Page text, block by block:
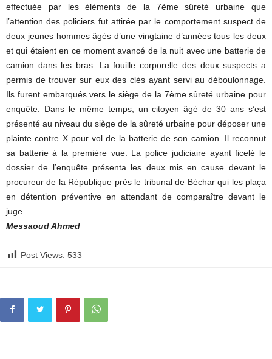
effectuée par les éléments de la 7ème sûreté urbaine que
l’attention des policiers fut attirée par le comportement suspect de
deux jeunes hommes âgés d’une vingtaine d’années tous les deux
et qui étaient en ce moment avancé de la nuit avec une batterie de
camion dans les bras. La fouille corporelle des deux suspects a
permis de trouver sur eux des clés ayant servi au déboulonnage.
Ils furent embarqués vers le siège de la 7ème sûreté urbaine pour
enquête. Dans le même temps, un citoyen âgé de 30 ans s’est
présenté au niveau du siège de la sûreté urbaine pour déposer une
plainte contre X pour vol de la batterie de son camion. Il reconnut
sa batterie à la première vue. La police judiciaire ayant ficelé le
dossier de l’enquête présenta les deux mis en cause devant le
procureur de la République près le tribunal de Béchar qui les plaça
en détention préventive en attendant de comparaître devant le
juge.
Messaoud Ahmed
Post Views: 533